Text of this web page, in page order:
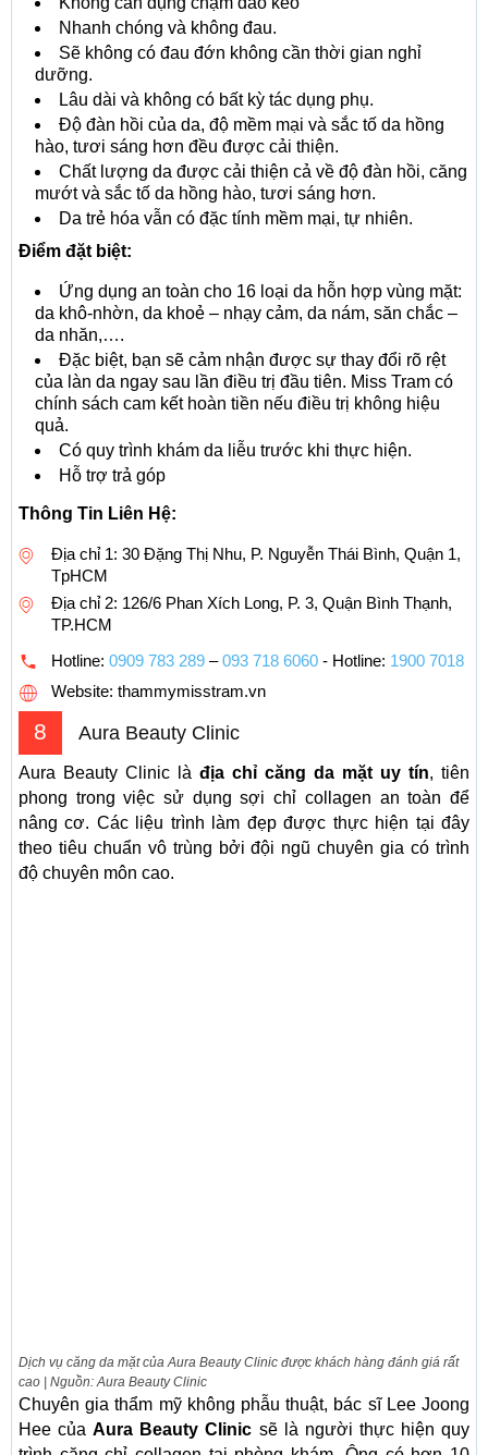
Nhanh chóng và không đau.
Sẽ không có đau đớn không cần thời gian nghỉ
dưỡng.
Lâu dài và không có bất kỳ tác dụng phụ.
Độ đàn hồi của da, độ mềm mại và sắc tố da hồng
hào, tươi sáng hơn đều được cải thiện.
Chất lượng da được cải thiện cả về độ đàn hồi, căng
mướt và sắc tố da hồng hào, tươi sáng hơn.
Da trẻ hóa vẫn có đặc tính mềm mại, tự nhiên.
Điểm đặt biệt:
Ứng dụng an toàn cho 16 loại da hỗn hợp vùng mặt:
da khô-nhờn, da khoẻ – nhạy cảm, da nám, săn chắc –
da nhăn,….
Đặc biệt, bạn sẽ cảm nhận được sự thay đổi rõ rệt
của làn da ngay sau lần điều trị đầu tiên. Miss Tram có
chính sách cam kết hoàn tiền nếu điều trị không hiệu
quả.
Có quy trình khám da liễu trước khi thực hiện.
Hỗ trợ trả góp
Thông Tin Liên Hệ:
Địa chỉ 1: 30 Đặng Thị Nhu, P. Nguyễn Thái Bình, Quận 1,
TpHCM
Địa chỉ 2: 126/6 Phan Xích Long, P. 3, Quận Bình Thạnh,
TP.HCM
Hotline: 0909 783 289 –093 718 6060 - Hotline: 1900 7018
Website: thammymisstram.vn
8 Aura Beauty Clinic
Aura Beauty Clinic là địa chỉ căng da mặt uy tín, tiên
phong trong việc sử dụng sợi chỉ collagen an toàn để
nâng cơ. Các liệu trình làm đẹp được thực hiện tại đây
theo tiêu chuẩn vô trùng bởi đội ngũ chuyên gia có trình
độ chuyên môn cao.
Dịch vụ căng da mặt của Aura Beauty Clinic được khách hàng đánh giá rất
cao | Nguồn: Aura Beauty Clinic
Chuyên gia thẩm mỹ không phẫu thuật, bác sĩ Lee Joong
Hee củaAura Beauty Clinic sẽ là người thực hiện quy